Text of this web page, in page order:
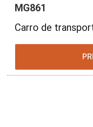
MG861
Carro de